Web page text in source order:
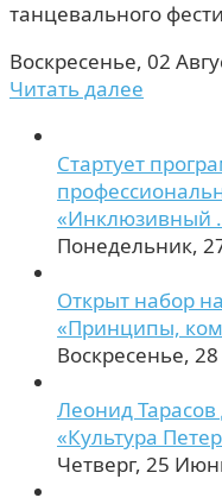
танцевального
Воскресенье, 02
Читать далее
Стартует
«Инклюзивный
Понедельник,
Открыт набор
«Принципы,
Воскресенье,
Леонид
«Культура
Четверг, 25